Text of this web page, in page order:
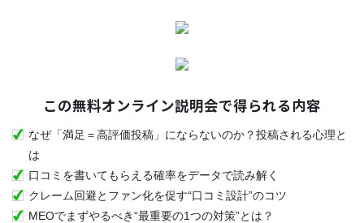
この無料オンライン説明会で得られる内容
なぜ「満足＝高評価投稿」にならないのか？投稿される心理と
は
口コミを書いてもらえる確率をデータで読み解く
クレーム回避とファン化を促す“口コミ設計”のコツ
MEOでまずやるべき“最重要の1つの対策”とは？